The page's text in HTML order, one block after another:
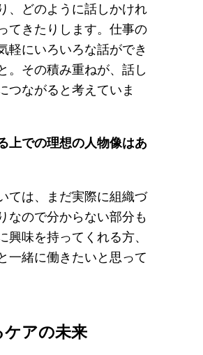
、どのように話しかけれ
てきたりします。仕事の
軽にいろいろな話ができ
。その積み重ねが、話し
つながると考えていま
での理想の人物像はあ
ては、まだ実際に組織づ
なので分からない部分も
興味を持ってくれる方、
一緒に働きたいと思って
アの未来